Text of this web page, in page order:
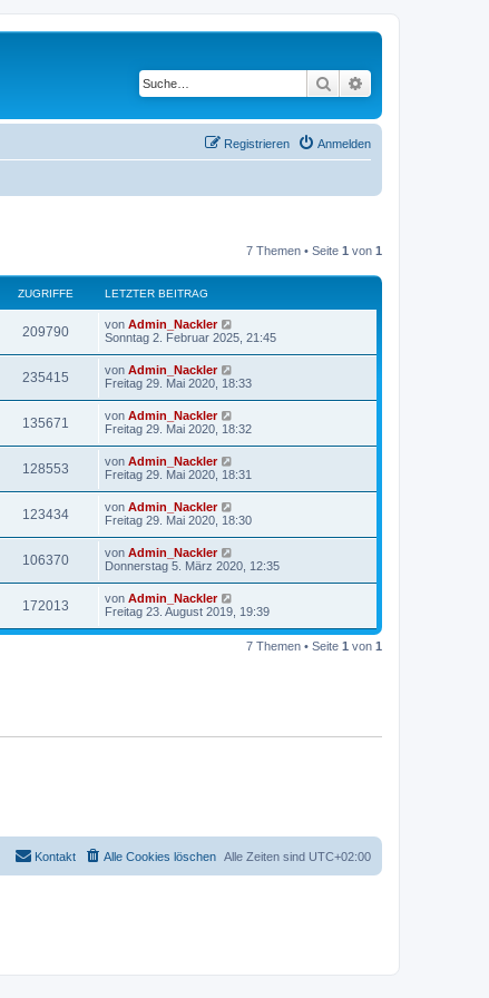
Suche
Anmelden
Registrieren
7 Themen • Seite 1 von 1
ZUGRIFFE LETZTER BEITRAG
209790 von Admin_Nackler
Sonntag 2. Februar 2025, 21:45
235415 von Admin_Nackler
Freitag 29. Mai 2020, 18:33
135671 von Admin_Nackler
Freitag 29. Mai 2020, 18:32
128553 von Admin_Nackler
Freitag 29. Mai 2020, 18:31
123434 von Admin_Nackler
Freitag 29. Mai 2020, 18:30
106370 von Admin_Nackler
Donnerstag 5. März 2020, 12:35
172013 von Admin_Nackler
Freitag 23. August 2019, 19:39
7 Themen • Seite 1 von 1
Alle Zeiten sind UTC+02:00
Alle Cookies löschen
Kontakt